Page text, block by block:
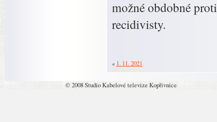
možné obdobné
recidivisty.
« 1. 11. 2021
© 2008 Studio Kabelové televize Kopřivnice